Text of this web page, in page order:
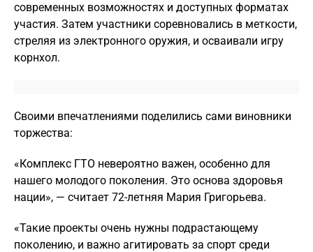
современных возможностях и доступных форматах
участия. Затем участники соревновались в меткости,
стреляя из электронного оружия, и осваивали игру
корнхол.
Своими впечатлениями поделились сами виновники
торжества:
«Комплекс ГТО невероятно важен, особенно для
нашего молодого поколения. Это основа здоровья
нации», — считает 72-летняя Мария Григорьева.
«Такие проекты очень нужны подрастающему
поколению, и важно агитировать за спорт среди